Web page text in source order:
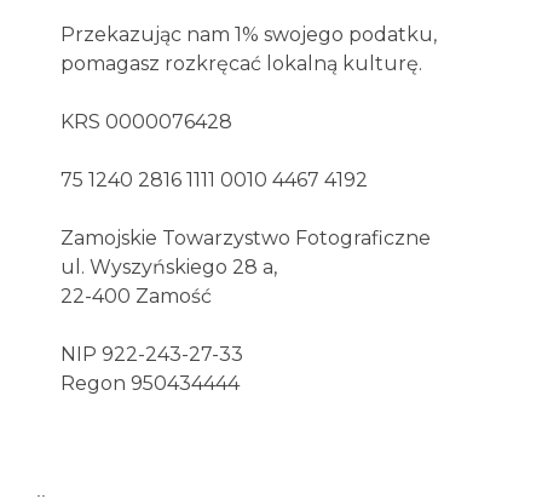
Przekazując nam 1% swojego podatku,
pomagasz rozkręcać lokalną kulturę.
KRS 0000076428
75 1240 2816 1111 0010 4467 4192
Zamojskie Towarzystwo Fotograficzne
ul. Wyszyńskiego 28 a,
22-400 Zamość
NIP 922-243-27-33
Regon 950434444